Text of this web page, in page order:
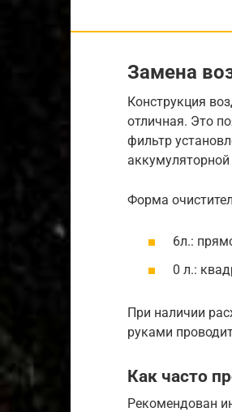
Замена
Конструкция
отличная. Это
фильтр
Форма
6л.:
0 л.:
При наличии
руками
Как часто
Рекомендован